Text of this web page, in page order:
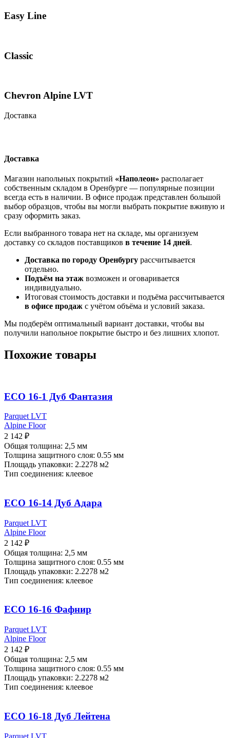
Easy Line
Classic
Chevron Alpine LVT
Доставка
Доставка
Магазин напольных покрытий «Наполеон» располагает
собственным складом в Оренбурге — популярные позиции
всегда есть в наличии. В офисе продаж представлен большой
выбор образцов, чтобы вы могли выбрать покрытие вживую и
сразу оформить заказ.
Если выбранного товара нет на складе, мы организуем
доставку со складов поставщиков в течение 14 дней.
Доставка по городу Оренбургу рассчитывается
отдельно.
Подъём на этаж возможен и оговаривается
индивидуально.
Итоговая стоимость доставки и подъёма рассчитывается
в офисе продаж с учётом объёма и условий заказа.
Мы подберём оптимальный вариант доставки, чтобы вы
получили напольное покрытие быстро и без лишних хлопот.
Похожие товары
ECO 16-1 Дуб Фантазия
Parquet LVT
Alpine Floor
2 142 ₽
Общая толщина: 2,5 мм
Толщина защитного слоя: 0.55 мм
Площадь упаковки: 2.2278 м2
Тип соединения: клеевое
ECO 16-14 Дуб Адара
Parquet LVT
Alpine Floor
2 142 ₽
Общая толщина: 2,5 мм
Толщина защитного слоя: 0.55 мм
Площадь упаковки: 2.2278 м2
Тип соединения: клеевое
ECO 16-16 Фафнир
Parquet LVT
Alpine Floor
2 142 ₽
Общая толщина: 2,5 мм
Толщина защитного слоя: 0.55 мм
Площадь упаковки: 2.2278 м2
Тип соединения: клеевое
ECO 16-18 Дуб Лейтена
Parquet LVT